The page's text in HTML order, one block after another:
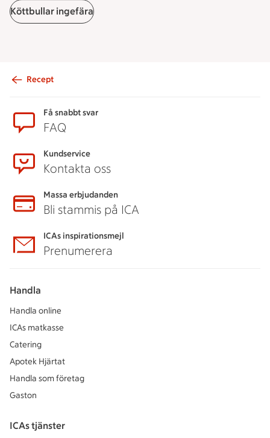
Köttbullar ingefära
Recept
Få snabbt svar
FAQ
Kundservice
Kontakta oss
Massa erbjudanden
Bli stammis på ICA
ICAs inspirationsmejl
Prenumerera
Handla
Handla online
ICAs matkasse
Catering
Apotek Hjärtat
Handla som företag
Gaston
ICAs tjänster